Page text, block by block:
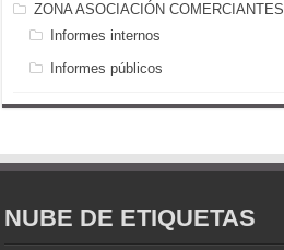
ZONA ASOCIACIÓN COMERCIANTES
Informes internos
Informes públicos
NUBE DE ETIQUETAS